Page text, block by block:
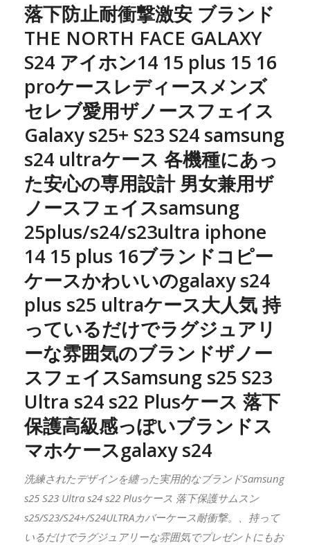
落下防止耐衝撃激安 ブランド
THE NORTH FACE GALAXY
S24 アイホン14 15 plus 15 16
proケースレディースメンズ
セレブ愛用ザノースフェイス
Galaxy s25+ S23 S24 samsung
s24 ultraケース 各機種にあっ
た安心の専用設計 男女兼用ザ
ノースフェイスsamsung
25plus/s24/s23ultra iphone
14 15 plus 16ブランドコピー
ケースかわいいのgalaxy s24
plus s25 ultraケース大人気 持
っているだけでラグジュアリ
ーな雰囲気のブランドザノー
スフェイスSamsung s25 S23
Ultra s24 s22 Plusケース 落下
保護高級感っぽいブランドス
マホケースgalaxy s24
洗練されたデザインを纏った実用的なブランドSamsung
s25 S23 Ultra s24 s22 Plusケース 落下保護サムスン
s25/S23/S24+/S24ULTRAカバーケース耐衝撃。、持って
いるだけでラグジュアリーな雰囲気でプレゼントにもお